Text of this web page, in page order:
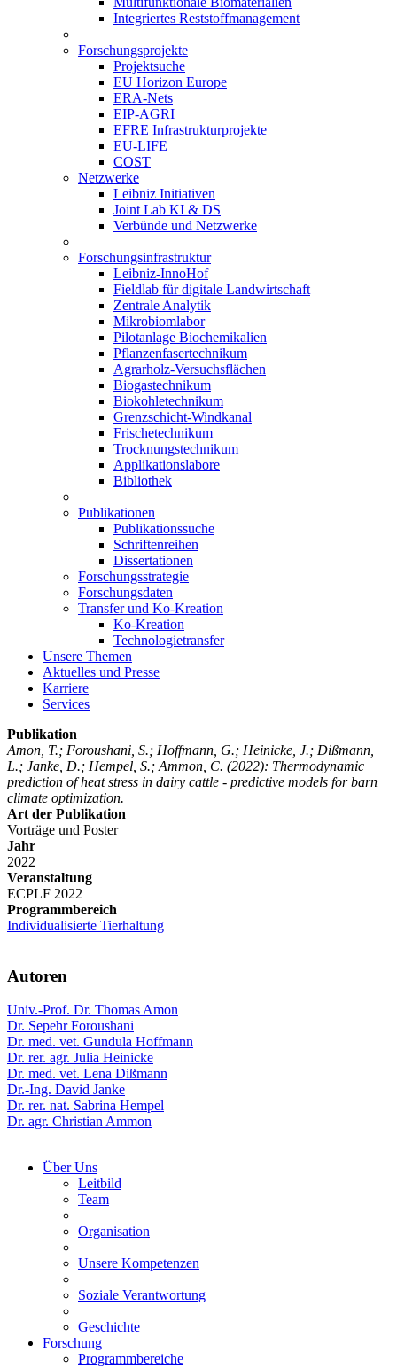
Integriertes Reststoffmanagement
Forschungsprojekte
Projektsuche
EU Horizon Europe
ERA-Nets
EIP-AGRI
EFRE Infrastrukturprojekte
EU-LIFE
COST
Netzwerke
Leibniz Initiativen
Joint Lab KI & DS
Verbünde und Netzwerke
Forschungsinfrastruktur
Leibniz-InnoHof
Fieldlab für digitale Landwirtschaft
Zentrale Analytik
Mikrobiomlabor
Pilotanlage Biochemikalien
Pflanzenfasertechnikum
Agrarholz-Versuchsflächen
Biogastechnikum
Biokohletechnikum
Grenzschicht-Windkanal
Frischetechnikum
Trocknungstechnikum
Applikationslabore
Bibliothek
Publikationen
Publikationssuche
Schriftenreihen
Dissertationen
Forschungsstrategie
Forschungsdaten
Transfer und Ko-Kreation
Ko-Kreation
Technologietransfer
Unsere Themen
Aktuelles und Presse
Karriere
Services
Publikation
Amon, T.; Foroushani, S.; Hoffmann, G.; Heinicke, J.; Dißmann,
L.; Janke, D.; Hempel, S.; Ammon, C. (2022): Thermodynamic
prediction of heat stress in dairy cattle - predictive models for barn
climate optimization.
Art der Publikation
Vorträge und Poster
Jahr
2022
Veranstaltung
ECPLF 2022
Programmbereich
Individualisierte Tierhaltung
Autoren
Univ.-Prof. Dr. Thomas Amon
Dr. Sepehr Foroushani
Dr. med. vet. Gundula Hoffmann
Dr. rer. agr. Julia Heinicke
Dr. med. vet. Lena Dißmann
Dr.-Ing. David Janke
Dr. rer. nat. Sabrina Hempel
Dr. agr. Christian Ammon
Über Uns
Leitbild
Team
Organisation
Unsere Kompetenzen
Soziale Verantwortung
Geschichte
Forschung
Programmbereiche